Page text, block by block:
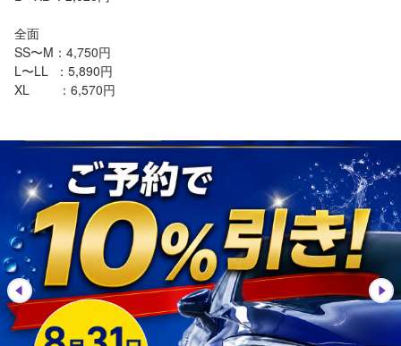
全面
SS〜M：4,750円
L〜LL  ：5,890円
XL        ：6,570円